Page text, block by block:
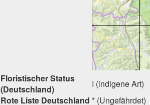
Floristischer Status
(Deutschland)
I (indigene Art)
Rote Liste Deutschland * (Ungefährdet)